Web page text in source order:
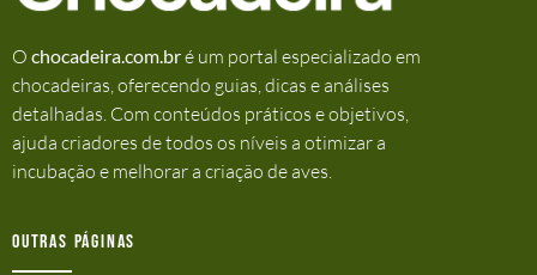
O chocadeira.com.bré um portal especializado em
chocadeiras, oferecendo guias, dicas e análises
detalhadas. Com conteúdos práticos e objetivos,
ajuda criadores de todos os níveis a otimizar a
incubação e melhorar a criação de aves.
Outras Páginas